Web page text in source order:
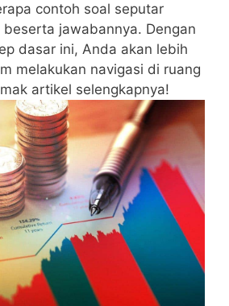
contoh soal seputar‌
⁤jawabannya. Dengan
dasar ini, Anda akan lebih‌
melakukan ⁢navigasi di ‍ruang
‍artikel​ selengkapnya!